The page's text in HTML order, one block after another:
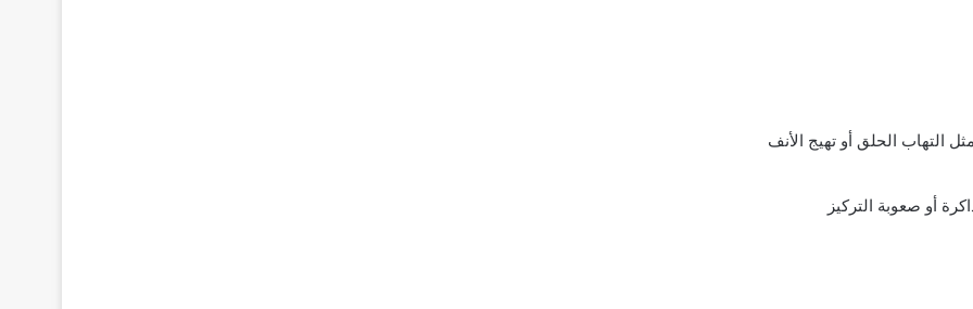
التهاب الحلق أو تهيج الأنف
أو صعوبة التركيز